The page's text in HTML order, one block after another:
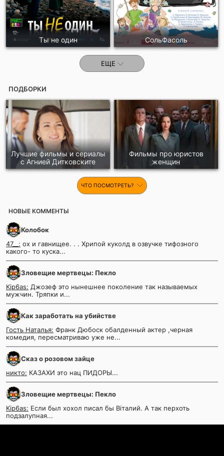
Ты не один СольФасоль
ЕЩЕ
ПОДБОРКИ
Лучшие фильмы и сериалы
с Агнией Дитковските
Фильмы про юристов
женщин
ЧТО ПОСМОТРЕТЬ?
НОВЫЕ КОММЕНТЫ
Колобок
47__: ох и гавнищее. . . Хрипой куколд в озвучке тифозного
какого- то куска...
Зловещие мертвецы: Пекло
Kip6as: Джозеф это нынешнее поколение так называемых
мужчин. Тряпки и...
Как заработать на убийстве
Гость Наталья: Франк Дюбоск обалденный актер ,черная
комедия, пересматриваю уже не...
Сказ о розовом зайце
никто: КАЗАХИ это нац ПИДОРЫ...
Зловещие мертвецы: Пекло
Kip6as: Если был хохол писал бы Вiталий. А так перхоть
подзалупная...